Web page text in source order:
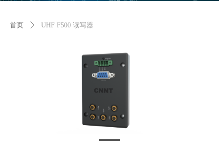
首页 ꄲ UHF F500 读写器